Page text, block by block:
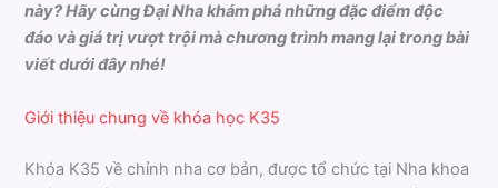
này? Hãy cùng Đại Nha khám phá những đặc điểm độc
đáo và giá trị vượt trội mà chương trình mang lại trong bài
viết dưới đây nhé!
Giới thiệu chung về khóa học K35
Khóa K35 về chỉnh nha cơ bản, được tổ chức tại Nha khoa